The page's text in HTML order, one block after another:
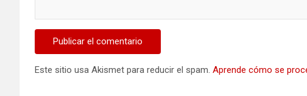
Este sitio usa Akismet para reducir el spam. Aprende cómo se